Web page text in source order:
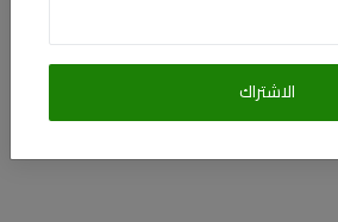
الاشتراك
وامرأة العزيز!
6.9k